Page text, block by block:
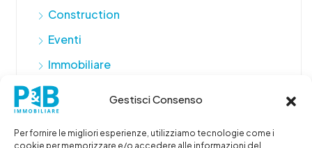
Gestisci Consenso
Per fornire le migliori esperienze, utilizziamo tecnologie come i
cookie per memorizzare e/o accedere alle informazioni del
Construction
Eventi
Immobiliare
Promo
Real Estate
Servizi immobiliari